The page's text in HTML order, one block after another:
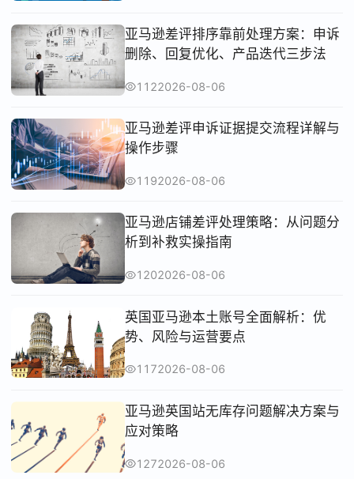
亚马逊差评排序靠前处理方案：申诉
删除、回复优化、产品迭代三步法
1122026-08-06
亚马逊差评申诉证据提交流程详解与
操作步骤
1192026-08-06
亚马逊店铺差评处理策略：从问题分
析到补救实操指南
1202026-08-06
英国亚马逊本土账号全面解析：优
势、风险与运营要点
1172026-08-06
亚马逊英国站无库存问题解决方案与
应对策略
1272026-08-06